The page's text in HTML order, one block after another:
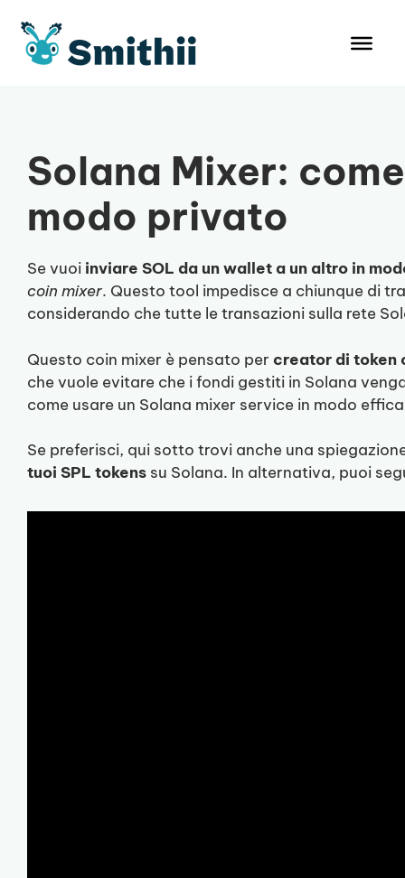
contenuto
Solana Mixer:
modo privato
Se vuoi inviare SOL da un wallet a un altro in
coin mixer. Questo tool impedisce a chiunque di
considerando che tutte le transazioni sulla rete
Questo coin mixer è pensato per creator di token
che vuole evitare che i fondi gestiti in Solana
come usare un Solana mixer service in modo
Se preferisci, qui sotto trovi anche una
tuoi SPL tokens su Solana. In alternativa, puoi